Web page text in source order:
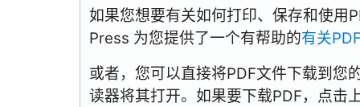
如果您想要有关如何打印、保存和使用
Press 为您提供了一个有帮助的有关
或者，您可以直接将PDF文件下载到您
读器将其打开。如果要下载PDF，点击